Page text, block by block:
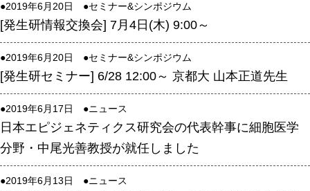
顕微鏡・画像解析支援
共通実験室・培養室利用
バイオインフォマティクス
研究試料供給
In situ hybridization
キャピラリーシーケンス
予 約
●2019年6月20日 ●セミナー&シンポジウム
[発生研情報交換会] 7月4日(木) 9:00～
●2019年6月20日 ●セミナー&シンポジウム
[発生研セミナー] 6/28 12:00～ 京都大 山本正道先生
●2019年6月17日 ●ニュース
日本エピジェネティクス研究会の代表幹事に細胞医学
分野・中尾光善教授が就任しました
●2019年6月13日 ●ニュース